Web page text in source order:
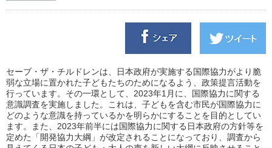
セーブ・ザ・チルドレンは、日本政府が実施する国際協力がより脆
弱な立場に置かれた子どもたちのためになるよう、政策提言活動を
行っています。その一環として、 2023年1 月に、国際協力に関する
意識調査を実施しました。これは、子どもを含む市民が国際協力に
どのような意識を持っているかを明らかにすることを目的としてい
ます。また、 2023年前半には国際協力に関する日本政府の方針等を
定めた「開発協力大綱」が改定されることになっており、調査から